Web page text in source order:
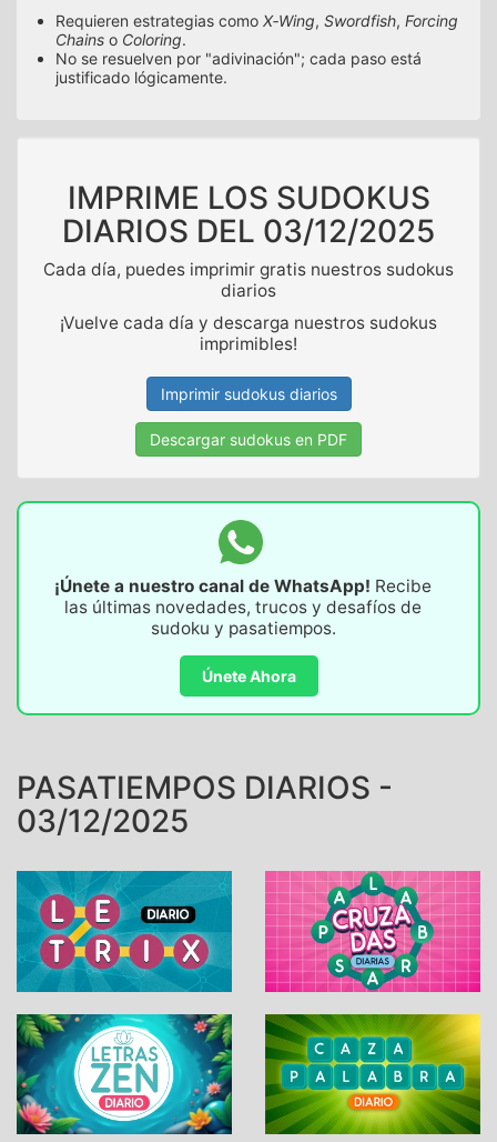
Requieren estrategias como X‑Wing, Swordfish, Forcing
Chains o Coloring.
No se resuelven por "adivinación"; cada paso está
justificado lógicamente.
IMPRIME LOS SUDOKUS
DIARIOS DEL 03/12/2025
Cada día, puedes imprimir gratis nuestros sudokus
diarios
¡Vuelve cada día y descarga nuestros sudokus
imprimibles!
Imprimir sudokus diarios
Descargar sudokus en PDF
¡Únete a nuestro canal de WhatsApp! Recibe
las últimas novedades, trucos y desafíos de
sudoku y pasatiempos.
Únete Ahora
PASATIEMPOS DIARIOS -
03/12/2025